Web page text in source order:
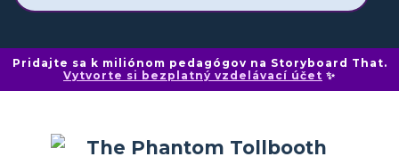
Pridajte sa k miliónom pedagógov na Storyboard That.
Vytvorte si bezplatný vzdelávací účet ✨